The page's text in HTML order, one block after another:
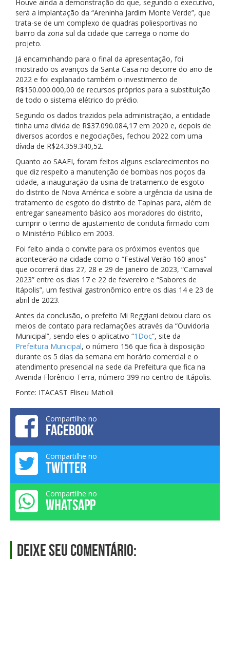
Houve ainda a demonstração do que, segundo o executivo,
será a implantação da “Areninha Jardim Monte Verde”, que
trata-se de um complexo de quadras poliesportivas no
bairro da zona sul da cidade que carrega o nome do
projeto.
Já encaminhando para o final da apresentação, foi
mostrado os avanços da Santa Casa no decorre do ano de
2022 e foi explanado também o investimento de
R$150.000.000,00 de recursos próprios para a substituição
de todo o sistema elétrico do prédio.
Segundo os dados trazidos pela administração, a entidade
tinha uma dívida de R$37.090.084,17 em 2020 e, depois de
diversos acordos e negociações, fechou 2022 com uma
dívida de R$24.359.340,52.
Quanto ao SAAEI, foram feitos alguns esclarecimentos no
que diz respeito a manutenção de bombas nos poços da
cidade, a inauguração da usina de tratamento de esgoto
do distrito de Nova América e sobre a urgência da usina de
tratamento de esgoto do distrito de Tapinas para, além de
entregar saneamento básico aos moradores do distrito,
cumprir o termo de ajustamento de conduta firmado com
o Ministério Público em 2003.
Foi feito ainda o convite para os próximos eventos que
acontecerão na cidade como o “Festival Verão 160 anos”
que ocorrerá dias 27, 28 e 29 de janeiro de 2023, “Carnaval
2023” entre os dias 17 e 22 de fevereiro e “Sabores de
Itápolis”, um festival gastronômico entre os dias 14 e 23 de
abril de 2023.
Antes da conclusão, o prefeito Mi Reggiani deixou claro os
meios de contato para reclamações através da “Ouvidoria
Municipal”, sendo eles o aplicativo “1Doc“, site da
Prefeitura Municipal, o número 156 que fica à disposição
durante os 5 dias da semana em horário comercial e o
atendimento presencial na sede da Prefeitura que fica na
Avenida Florêncio Terra, número 399 no centro de Itápolis.
Fonte: ITACAST Eliseu Matioli
Compartilhe no
FACEBOOK
Compartilhe no
TWITTER
Compartilhe no
WHATSAPP
Deixe seu comentário: